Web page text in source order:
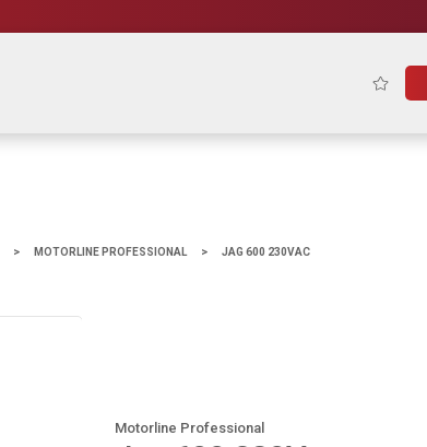
> MOTORLINE PROFESSIONAL > JAG 600 230VAC
Motorline Professional